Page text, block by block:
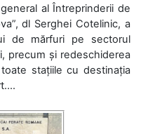
al Întreprinderii de
dl Serghei Cotelinic, a
de mărfuri pe sectorul
precum și redeschiderea
stațiile cu destinația